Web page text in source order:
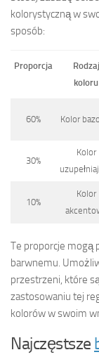
kolorystyczną w
sposób:
Proporcja
Rodzaj
koloru
60% Kolor
30%
Kolor
10%
Kolor
Te proporcje mogą
barwnemu.
przestrzeni, które
zastosowaniu tej
kolorów w swoim
Najczęstsze